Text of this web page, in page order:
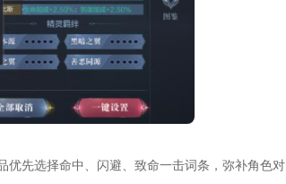
优先选择命中、闪避、致命一击词条，弥补角色对